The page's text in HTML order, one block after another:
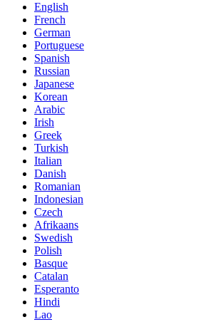
English
French
German
Portuguese
Spanish
Russian
Japanese
Korean
Arabic
Irish
Greek
Turkish
Italian
Danish
Romanian
Indonesian
Czech
Afrikaans
Swedish
Polish
Basque
Catalan
Esperanto
Hindi
Lao